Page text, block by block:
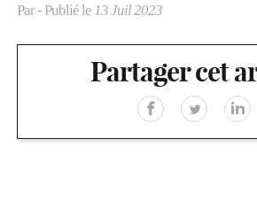
Par- Publié le 13 Juil 2023
Partager cet